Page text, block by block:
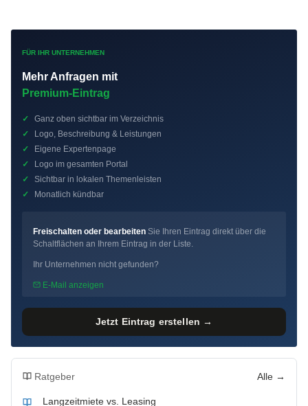
FÜR IHR UNTERNEHMEN
Mehr Anfragen mit
Premium-Eintrag
✓
Ganz oben sichtbar im Verzeichnis
✓
Logo, Beschreibung & Leistungen
✓
Eigene Expertenpage
✓
Logo im gesamten Portal
✓
Sichtbar in lokalen Themenleisten
✓
Monatlich kündbar
Freischalten oder bearbeiten Sie Ihren Eintrag direkt über die
Schaltflächen an Ihrem Eintrag in der Liste.
Ihr Unternehmen nicht gefunden?
E-Mail anzeigen
Jetzt Eintrag erstellen →
Ratgeber Alle →
Langzeitmiete vs. Leasing